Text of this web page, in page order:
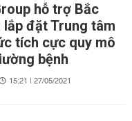
hỗ trợ Bắc
lắp đặt Trung tâm
tích cực quy mô
bệnh
15:21 | 27/05/2021